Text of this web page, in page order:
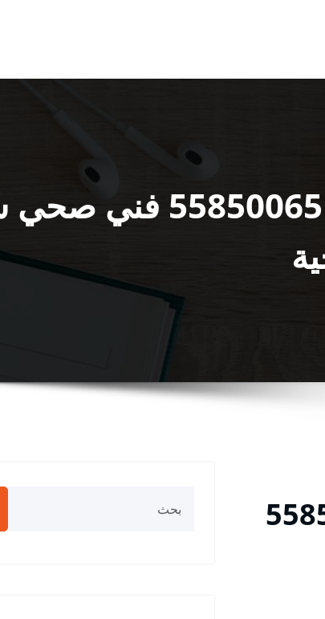
فني صحي ضاحية علي صباح السالم
55850065